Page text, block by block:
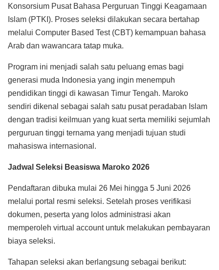
Konsorsium Pusat Bahasa Perguruan Tinggi Keagamaan
Islam (PTKI). Proses seleksi dilakukan secara bertahap
melalui Computer Based Test (CBT) kemampuan bahasa
Arab dan wawancara tatap muka.
Program ini menjadi salah satu peluang emas bagi
generasi muda Indonesia yang ingin menempuh
pendidikan tinggi di kawasan Timur Tengah. Maroko
sendiri dikenal sebagai salah satu pusat peradaban Islam
dengan tradisi keilmuan yang kuat serta memiliki sejumlah
perguruan tinggi ternama yang menjadi tujuan studi
mahasiswa internasional.
Jadwal Seleksi Beasiswa Maroko 2026
Pendaftaran dibuka mulai 26 Mei hingga 5 Juni 2026
melalui portal resmi seleksi. Setelah proses verifikasi
dokumen, peserta yang lolos administrasi akan
memperoleh virtual account untuk melakukan pembayaran
biaya seleksi.
Tahapan seleksi akan berlangsung sebagai berikut: